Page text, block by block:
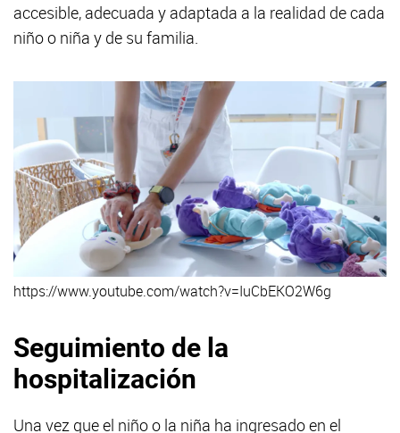
accesible, adecuada y adaptada a la realidad de cada
niño o niña y de su familia.
https://www.youtube.com/watch?v=IuCbEKO2W6g
Seguimiento de la
hospitalización
Una vez que el niño o la niña ha ingresado en el